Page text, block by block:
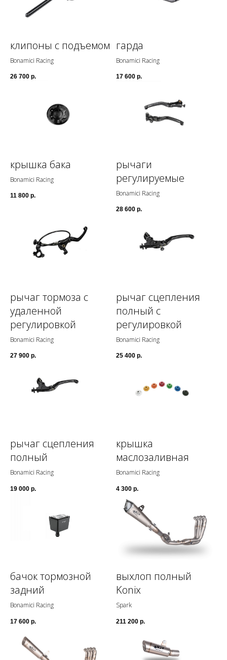
клипоны с подъемом
Bonamici Racing
26 700 р.
гарда
Bonamici Racing
17 600 р.
крышка бака
Bonamici Racing
11 800 р.
рычаги
регулируемые
Bonamici Racing
28 600 р.
рычаг тормоза с
удаленной
регулировкой
Bonamici Racing
27 900 р.
рычаг сцепления
полный с
регулировкой
Bonamici Racing
25 400 р.
рычаг сцепления
полный
Bonamici Racing
19 000 р.
крышка
маслозаливная
Bonamici Racing
4 300 р.
бачок тормозной
задний
Bonamici Racing
17 600 р.
выхлоп полный
Konix
Spark
211 200 р.